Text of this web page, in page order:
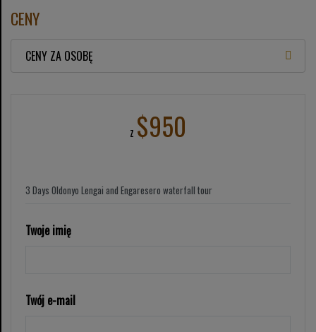
CENY
CENY ZA OSOBĘ
z $950
Twoje imię
Twój e-mail